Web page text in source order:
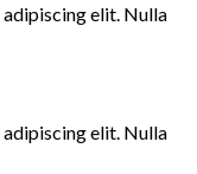
elit. Nulla
elit. Nulla